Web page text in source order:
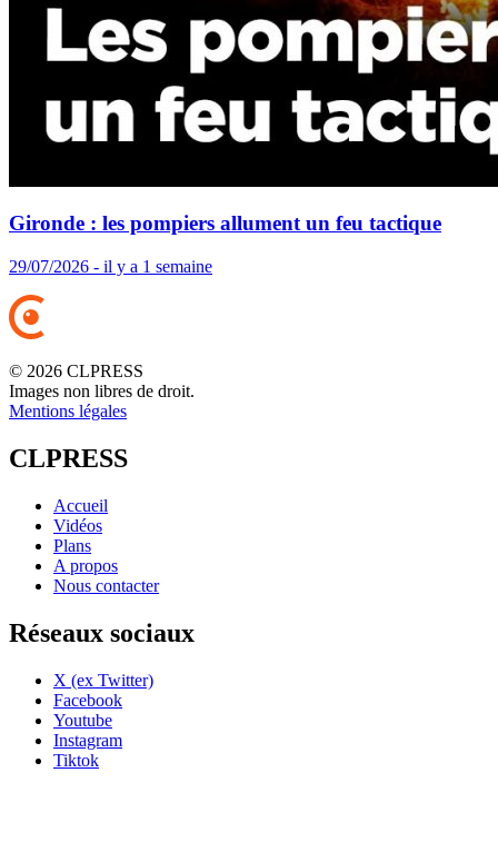
Gironde : les pompiers allument un feu tactique
29/07/2026 - il y a 1 semaine
© 2026 CLPRESS
Images non libres de droit.
Mentions légales
CLPRESS
Accueil
Vidéos
Plans
A propos
Nous contacter
Réseaux sociaux
X (ex Twitter)
Facebook
Youtube
Instagram
Tiktok